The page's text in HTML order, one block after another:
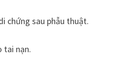
chứng sau phẫu thuật.
tai nạn.